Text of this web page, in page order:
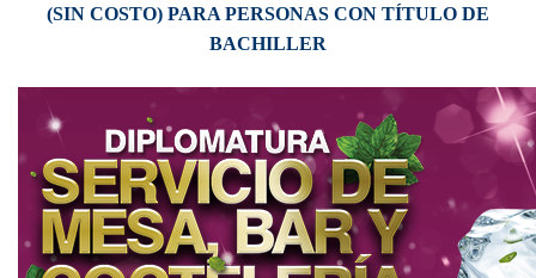
(SIN COSTO) PARA PERSONAS CON TÍTULO DE
BACHILLER